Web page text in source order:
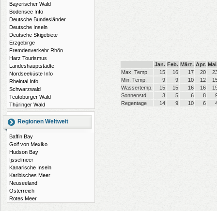
Bayerischer Wald
Bodensee Info
Deutsche Bundesländer
Deutsche Inseln
Deutsche Skigebiete
Erzgebirge
Fremdenverkehr Rhön
Harz Tourismus
Landeshauptstädte
Nordseeküste Info
Rheintal Info
Schwarzwald
Teutoburger Wald
Thüringer Wald
Regionen Weltweit
Baffin Bay
Golf von Mexiko
Hudson Bay
Ijsselmeer
Kanarische Inseln
Karibisches Meer
Neuseeland
Österreich
Rotes Meer
Jan. Feb. März. Apr.
Max. Temp.
15 16 17 20
Min. Temp.
9 9 10 12
Wassertemp.
15 15 16 16
Sonnenstd.
3 5 6 8
Regentage
14 9 10 6